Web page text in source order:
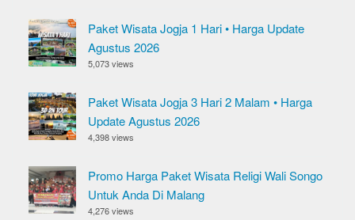
Paket Wisata Jogja 1 Hari • Harga Update
Agustus 2026
5,073 views
Paket Wisata Jogja 3 Hari 2 Malam • Harga
Update Agustus 2026
4,398 views
Promo Harga Paket Wisata Religi Wali Songo
Untuk Anda Di Malang
4,276 views